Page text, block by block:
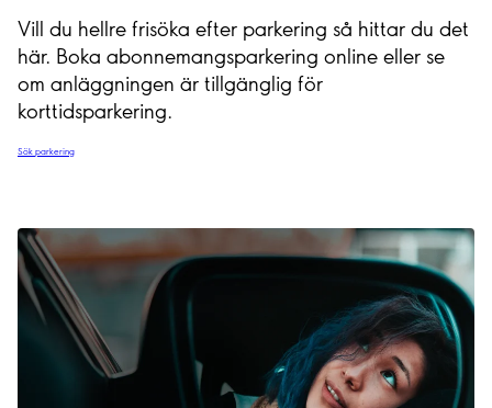
Vill du hellre frisöka efter parkering så hittar du det
här. Boka abonnemangsparkering online eller se
om anläggningen är tillgänglig för
korttidsparkering.
Sök parkering